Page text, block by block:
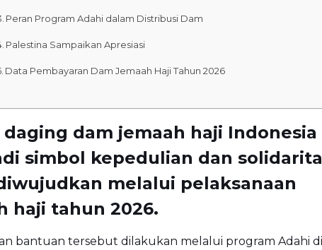
Peran Program Adahi dalam Distribusi Dam
Palestina Sampaikan Apresiasi
Data Pembayaran Dam Jemaah Haji Tahun 2026
daging dam jemaah haji Indonesia
simbol kepedulian dan
melalui pelaksanaan
haji tahun 2026.
bantuan tersebut dilakukan melalui program Adahi di